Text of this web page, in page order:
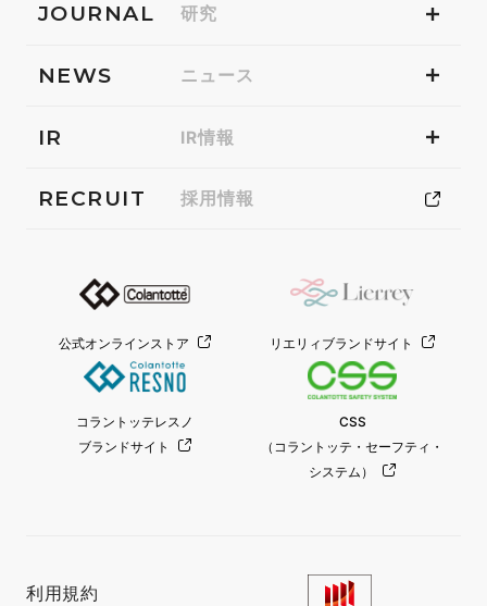
JOURNAL 研究
NEWS ニュース
IR IR情報
RECRUIT 採用情報
公式オンラインストア リエリィブランドサイト
コラントッテレスノ
ブランドサイト
CSS
（コラントッテ・セーフティ・
システム）
利用規約